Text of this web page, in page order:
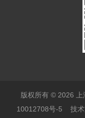
版权所有 © 2026
10012708号-5 技术